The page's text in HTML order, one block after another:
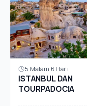
5 Malam 6 Hari
ISTANBUL DAN
TOURPADOCIA